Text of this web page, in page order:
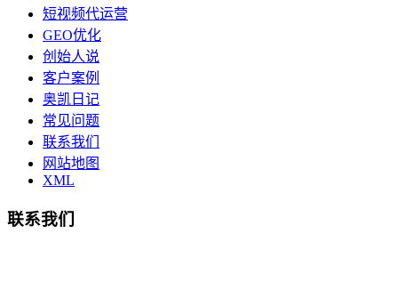
短视频代运营
GEO优化
创始人说
客户案例
奥凯日记
常见问题
联系我们
网站地图
XML
联系我们